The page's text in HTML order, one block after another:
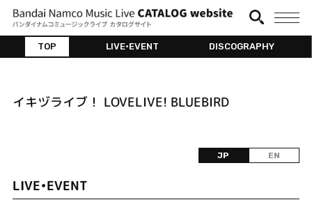
TOP LIVE•EVENT DISCOGRAPHY
イキヅライブ！ LOVELIVE! BLUEBIRD
JP EN
LIVE•EVENT